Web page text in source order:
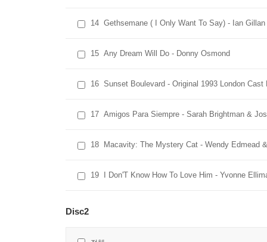
14 Gethsemane ( I Only Want To Say) - Ian Gillan
15 Any Dream Will Do - Donny Osmond
16 Sunset Boulevard - Original 1993 London Cast
17 Amigos Para Siempre - Sarah Brightman &
18 Macavity: The Mystery Cat - Wendy Edmead
19 I Don'T Know How To Love Him - Yvonne
Disc2